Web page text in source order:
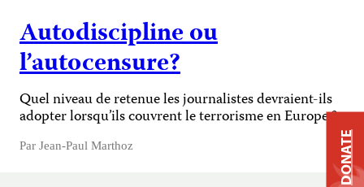
Autodiscipline ou
l’autocensure?
Quel niveau de retenue les journalistes devraient-ils
adopter lorsqu’ils couvrent le terrorisme en Europe ?
Par Jean-Paul Marthoz DONATE